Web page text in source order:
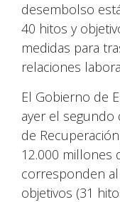
desembolso
40 hitos y
medidas para
relaciones
El Gobierno de
ayer el
de
12.000 millones
corresponden
objetivos (31